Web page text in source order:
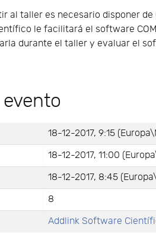
al taller es necesario disponer
le facilitará el software
durante el taller y evaluar el
18-12-2017, 9:15
18-12-2017, 11:00
18-12-2017, 8:45
8
Addlink Software